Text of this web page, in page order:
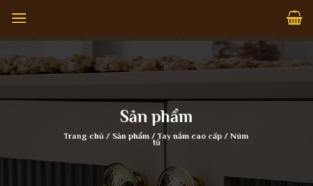
qua
nội
dung
Sản phẩm
Trang chủ / Sản phẩm / Tay nắm cao cấp / Núm
tủ